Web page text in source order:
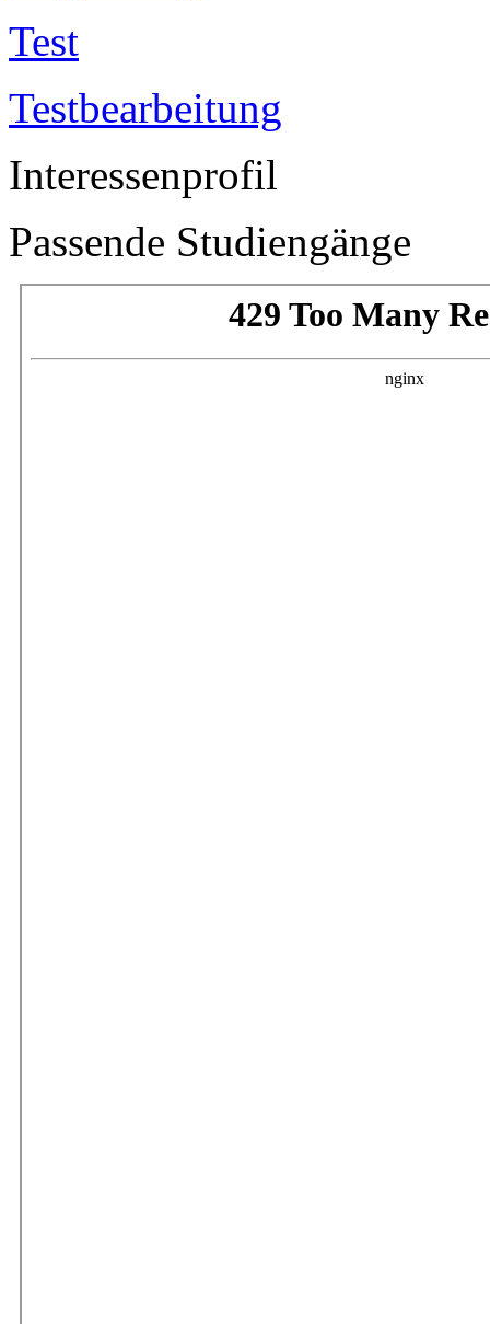
Test
Testbearbeitung
Interessenprofil
Passende Studiengänge